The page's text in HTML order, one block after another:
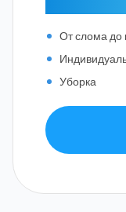
От слома до
Уборка